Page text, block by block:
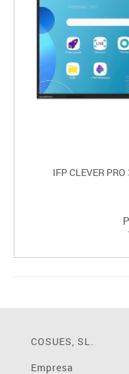
IFP CLEVER
COSUES, SL.
Empresa